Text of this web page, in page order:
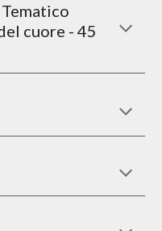
cuore - 45